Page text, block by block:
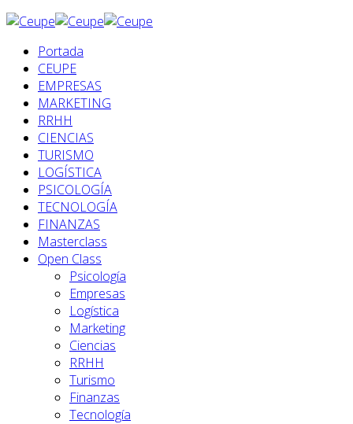
Portada
CEUPE
EMPRESAS
MARKETING
RRHH
CIENCIAS
TURISMO
LOGÍSTICA
PSICOLOGÍA
TECNOLOGÍA
FINANZAS
Masterclass
Open Class
Psicología
Empresas
Logística
Marketing
Ciencias
RRHH
Turismo
Finanzas
Tecnología